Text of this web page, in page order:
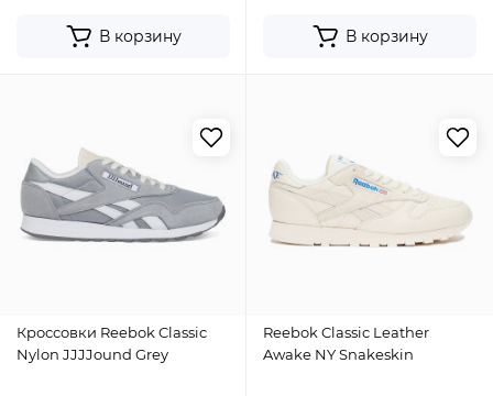
В корзину В корзину
Кроссовки Reebok Classic
Nylon JJJJound Grey
Reebok Classic Leather
Awake NY Snakeskin